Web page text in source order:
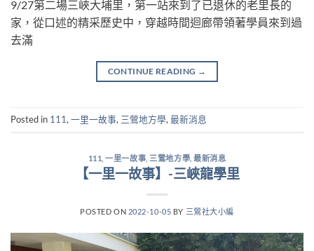
9/27第二場三峽大埔里，第一站來到了已退休的老里長的
家，從口述的精采歷史中，穿越時間迴廊帶領著學員來到過
去滿
CONTINUE READING →
Posted in 111, 一里一故事, 三鶯地方學, 最新消息
111 ,一里一故事 三鶯地方學 ,最新消息
【一里一故事】-三峽龍學里
POSTED ON 2022-10-05 BY 三鶯社大小編